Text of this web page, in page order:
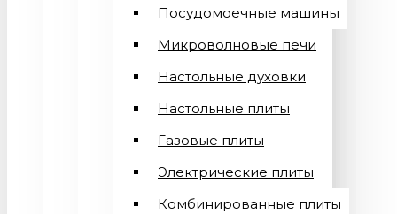
Посудомоечные машины
Микроволновые печи
Настольные духовки
Настольные плиты
Газовые плиты
Электрические плиты
Комбинированные плиты